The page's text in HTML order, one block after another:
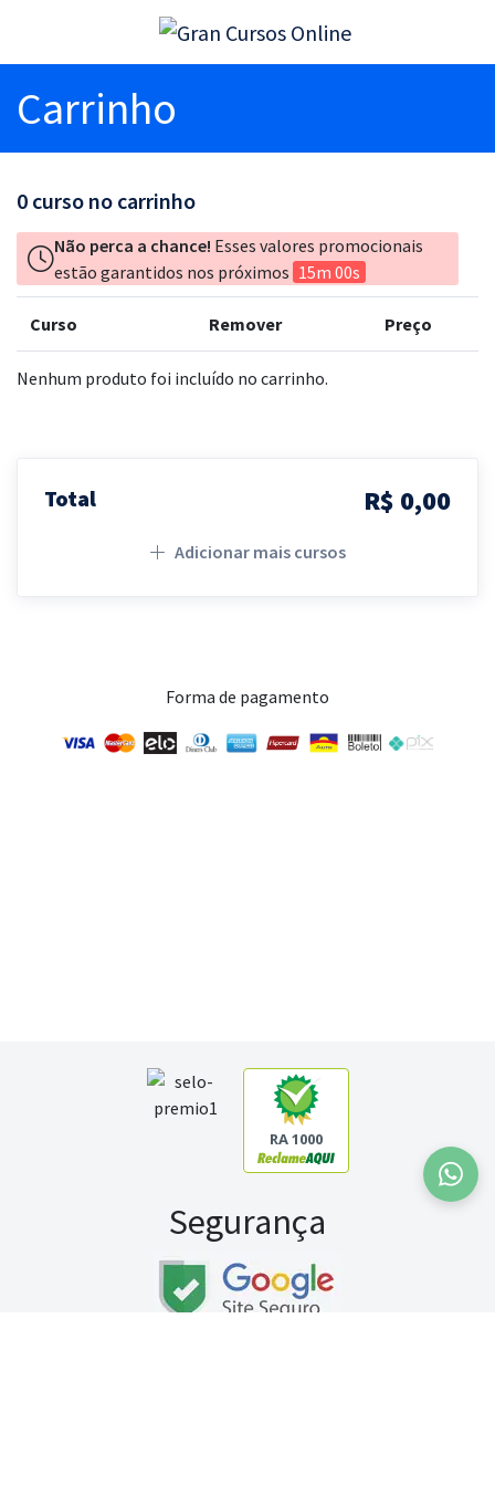
Carrinho
0 curso no carrinho
Não perca a chance! Esses valores promocionais
estão garantidos nos próximos 15m 00s
Curso Remover Preço
Nenhum produto foi incluído no carrinho.
Total R$ 0,00
Adicionar mais cursos
Forma de pagamento
RA 1000
Segurança